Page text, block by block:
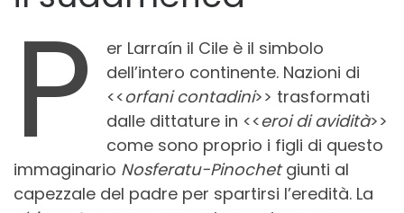
P
er Larraín il Cile è il simbolo
dell’intero continente. Nazioni di
<<orfani contadini>> trasformati
dalle dittature in <<eroi di avidità>>
come sono proprio i figli di questo
immaginario Nosferatu-Pinochetgiunti al
capezzale del padre per spartirsi l’eredità. La